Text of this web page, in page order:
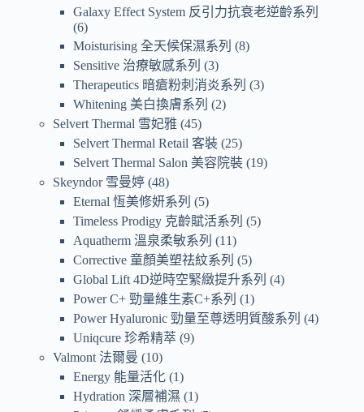
Galaxy Effect System 反引力抗衰老逆齡系列
6
Moisturising 全天候保濕系列
8
Sensitive 治療敏感系列
3
Therapeutics 暗瘡粉刺消炎系列
3
Whitening 美白換膚系列
2
Selvert Thermal 雪妃雅 45
Selvert Thermal Retail 客裝 25
Selvert Thermal Salon 美容院裝 19
Skeyndor 雪曼婷 48
Eternal 恆美修妍系列
5
Timeless Prodigy 克齡賦活系列
5
Aquatherm 溫泉柔敏系列
11
Corrective 童顏美塑祛紋系列
5
Global Lift 4D逆時空緊緻提升系列
4
Power C+ 勁量維生素C+系列
1
Power Hyaluronic 勁量至尊透明質酸系列
4
Uniqcure 珍希精萃 9
Valmont 法爾曼
10
Energy 能量活化 1
Hydration 深層補濕
1